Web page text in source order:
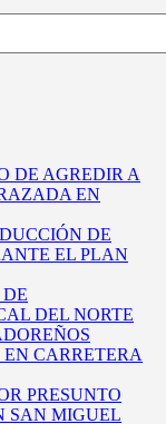
DE AGREDIR A
EN
DE
EL PLAN
DEL NORTE
EN CARRETERA
PRESUNTO
SAN MIGUEL